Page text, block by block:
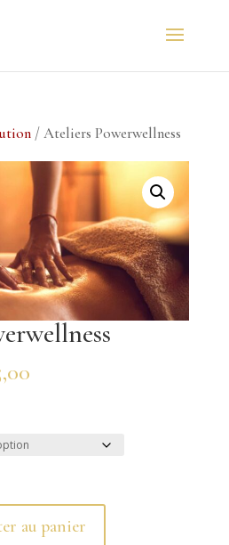
/ Ateliers Powerwellness
Plage
au panier